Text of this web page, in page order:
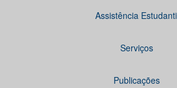
Assistência
Serviços
Publicações